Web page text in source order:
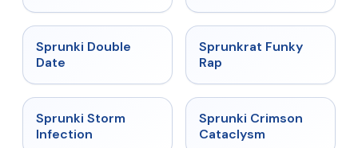
★
Sprunki Double
Date
★ 4.7
Sprunkrat Funky
Rap
★
Sprunki Storm
Infection
★ 4.7
Sprunki Crimson
Cataclysm